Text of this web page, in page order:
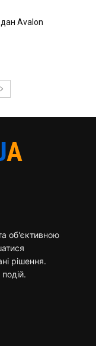
Avalon
об'єктивною
рішення.